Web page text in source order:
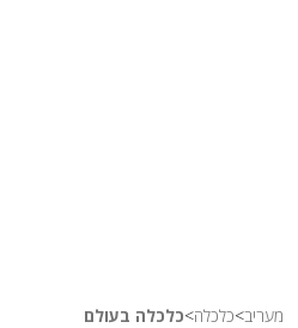
מעריב>כלכלה>כלכלה בעולם